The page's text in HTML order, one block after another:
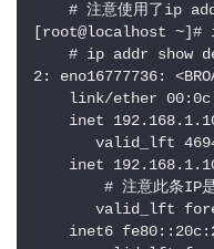
# 注意使用了ip addr
[root@localhost ~]#
# ip addr show dev
2: eno16777736:
link/ether
inet 192.168.1.105/
valid_lft
inet 192.168.1.108/
# 注意此条IP是
valid_lft
inet6